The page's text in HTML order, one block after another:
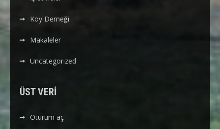
Köy Derneği
Makaleler
Uncategorized
ÜST VERI
Oturum aç